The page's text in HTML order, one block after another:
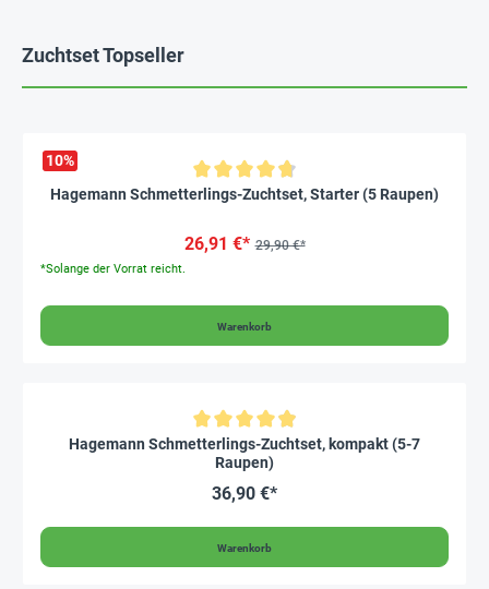
Zuchtset Topseller
10%
Durchschnittliche Bewertung von 4.7 von 5 Sternen
Hagemann Schmetterlings-Zuchtset, Starter (5 Raupen)
26,91 €* 29,90 €*
*Solange der Vorrat reicht.
Warenkorb
Durchschnittliche Bewertung von 4.8 von 5 Sternen
Hagemann Schmetterlings-Zuchtset, kompakt (5-7
Raupen)
36,90 €*
Warenkorb